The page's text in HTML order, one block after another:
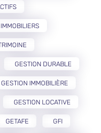
GESTION DURABLE
GESTION IMMOBILIÈRE
GESTION LOCATIVE
GETAFE GFI